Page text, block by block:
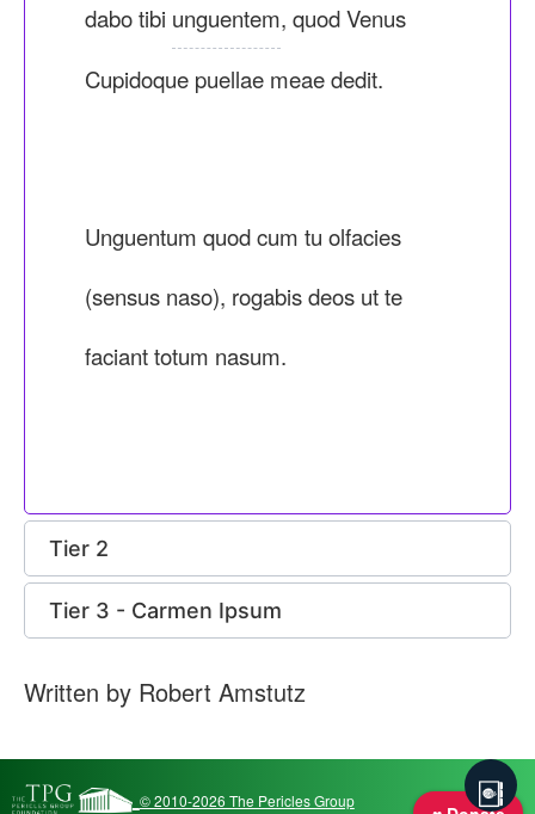
dabo tibi unguentem, quod Venus
Cupidoque puellae meae dedit.
Unguentum quod cum tu olfacies
(sensus naso), rogabis deos ut te
faciant totum nasum.
Tier 2
Tier 3 - Carmen Ipsum
Written by Robert Amstutz
© 2010-2026 The Pericles Group